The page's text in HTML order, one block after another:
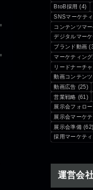
BtoB採用 (4)
SNSマーケテ
コンテンツマ
デジタルマー
ブランド動画
マーケティン
リードナーチ
動画コンテンツ
動画広告 (25)
営業戦略 (61)
展示会フォロ
展示会マーケ
展示会準備(62)
採用マーケテ
運営会